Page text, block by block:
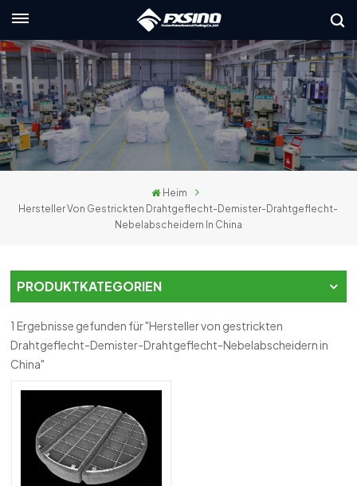
本語
Heim
Hersteller Von Gestrickten Drahtgeflecht-Demister-Drahtgeflecht-
Nebelabscheidern In China
PRODUKTKATEGORIEN
1 Ergebnisse gefunden für "Hersteller von gestrickten
Drahtgeflecht-Demister-Drahtgeflecht-Nebelabscheidern in
China"